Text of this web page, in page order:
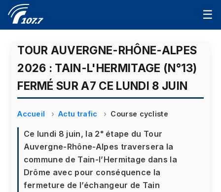
☰
TOUR AUVERGNE-RHÔNE-ALPES
2026 : TAIN-L'HERMITAGE (N°13)
FERMÉ SUR A7 CE LUNDI 8 JUIN
Accueil Actu trafic Course cycliste
Ce lundi 8 juin, la 2ᵉ étape du Tour
Auvergne-Rhône-Alpes traversera la
commune de Tain-l’Hermitage dans la
Drôme avec pour conséquence la
fermeture de l’échangeur de Tain